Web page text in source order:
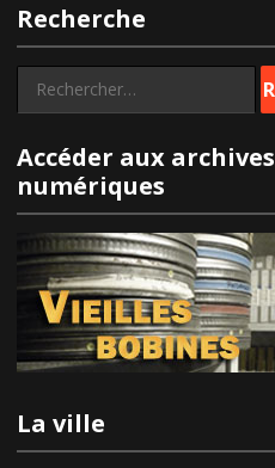
Recherche
Rechercher :
Accéder aux archives
numériques
La ville